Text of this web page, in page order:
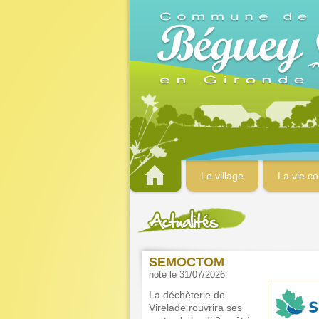
Le village La vie
SEMOCTOM
noté le 31/07/2026
La déchèterie de
Virelade rouvrira ses